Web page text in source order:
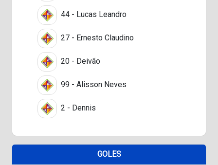
44 - Lucas Leandro
27 - Ernesto Claudino
20 - Deivão
99 - Alisson Neves
2 - Dennis
GOLES